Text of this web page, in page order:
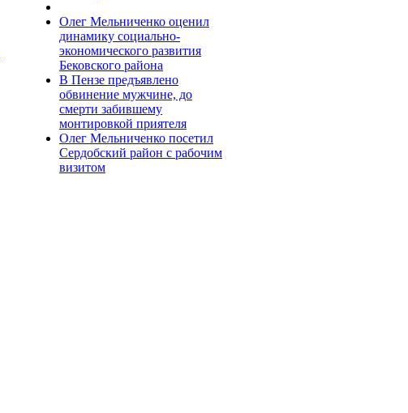
Олег Мельниченко оценил
динамику социально-
экономического развития
Бековского района
В Пензе предъявлено
обвинение мужчине, до
смерти забившему
монтировкой приятеля
Олег Мельниченко посетил
Сердобский район с рабочим
визитом